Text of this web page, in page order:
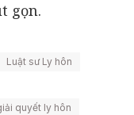
gọn.
Luật sư Ly hôn
quyết ly hôn